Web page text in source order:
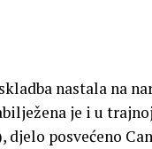
nastala na
je i u
djelo posvećeno